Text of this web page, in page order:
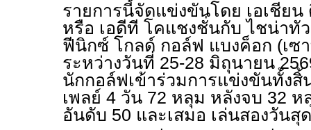
รายการนี้จัดแข่งขันโดย เอเชียน
หรือ เอดีที โคแชงชั่นกับ ไชน่าทั
ฟีนิกซ์ โกลด์ กอล์ฟ แบงค็อก (เซ
ระหว่างวันที่ 25-28 มิถุนายน
นักกอล์ฟเข้าร่วมการแข่งขันทั้งสิ้
เพลย์ 4 วัน 72 หลุม หลังจบ 32
อันดับ 50 และเสมอ เล่นสองวันสุ